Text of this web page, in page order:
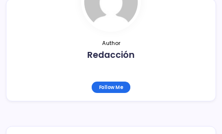
Author
Redacción
Follow Me